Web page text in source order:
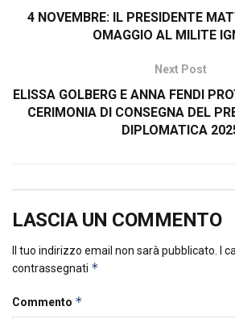
4 NOVEMBRE: IL PRESIDENTE
OMAGGIO AL MILITE
Next Post
ELISSA GOLBERG E ANNA FENDI
CERIMONIA DI CONSEGNA DEL
DIPLOMATICA
LASCIA UN COMMENTO
Il tuo indirizzo email non sarà pubblicato.
I
contrassegnati *
Commento *